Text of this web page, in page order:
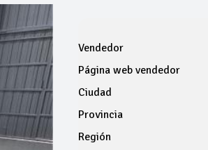
Vendedor
Página web vendedor
Ciudad
Provincia
Región